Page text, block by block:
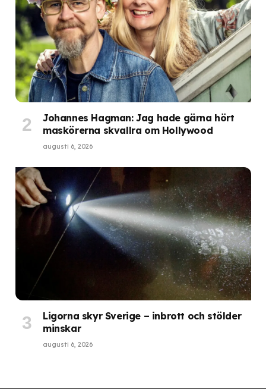
Johannes Hagman: Jag hade gärna hört
maskörerna skvallra om Hollywood
augusti 6, 2026
Ligorna skyr Sverige – inbrott och stölder
minskar
augusti 6, 2026